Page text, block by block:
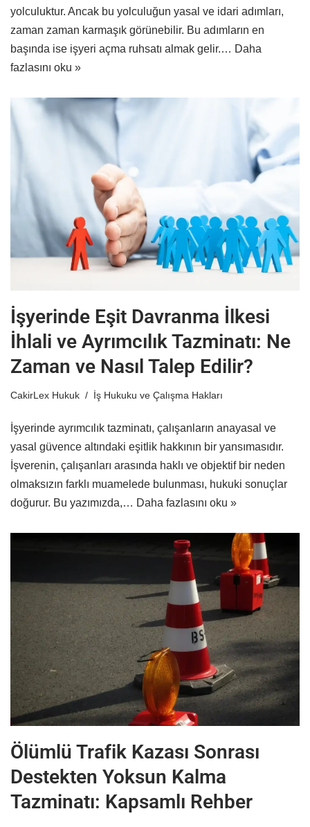
yolculuktur. Ancak bu yolculuğun yasal ve idari adımları,
zaman zaman karmaşık görünebilir. Bu adımların en
başında ise işyeri açma ruhsatı almak gelir.… Daha
fazlasını oku »
İşyerinde Eşit Davranma İlkesi
İhlali ve Ayrımcılık Tazminatı: Ne
Zaman ve Nasıl Talep Edilir?
CakirLex Hukuk İş Hukuku ve Çalışma Hakları
İşyerinde ayrımcılık tazminatı, çalışanların anayasal ve
yasal güvence altındaki eşitlik hakkının bir yansımasıdır.
İşverenin, çalışanları arasında haklı ve objektif bir neden
olmaksızın farklı muamelede bulunması, hukuki sonuçlar
doğurur. Bu yazımızda,… Daha fazlasını oku »
Ölümlü Trafik Kazası Sonrası
Destekten Yoksun Kalma
Tazminatı: Kapsamlı Rehber